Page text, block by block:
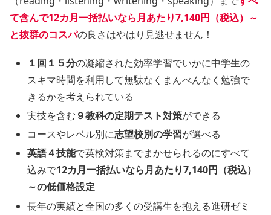
て含んで12カ月一括払いなら月あたり7,140円（税込）～
と抜群のコスパの良さはやはり見逃せません！
１回１５分の凝縮された効率学習でいかに中学生の
スキマ時間を利用して無駄なくまんべんなく勉強で
きるかを考えられている
実技を含む ９教科の定期テスト対策ができる
コースやレベル別に志望校別の学習が選べる
英語４技能で英検対策までまかせられるのにすべて
込みで12カ月一括払いなら月あたり7,140円（税込）
～の低価格設定
長年の実績と全国の多くの受講生を抱える進研ゼミ